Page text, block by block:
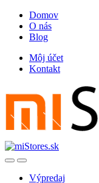
Skip
navigation
Skip
content
Domov
O nás
Blog
Môj účet
Kontakt
OpenClose
Výpredaj